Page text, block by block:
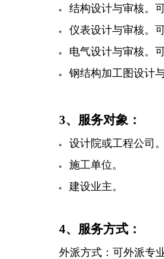
结构设计与审核。
仪表设计与审核。
电气设计与审核。
钢结构加工图设计
3、服务对象：
设计院或工程公司。
施工单位。
建设业主。
4、服务方式：
外派方式：可外派专